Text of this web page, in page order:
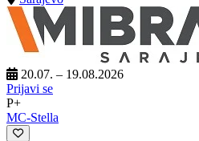
20.07. – 19.08.2026
Prijavi se
P+
MC-Stella